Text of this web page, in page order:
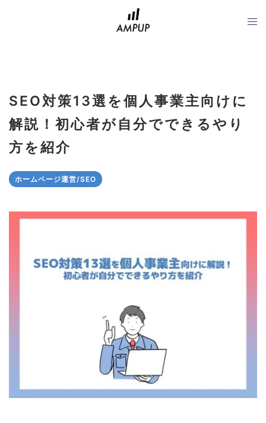
SEO対策13選を個人事業主向けに
解説！初心者が自分でできるやり
方を紹介
ホームページ運営/SEO